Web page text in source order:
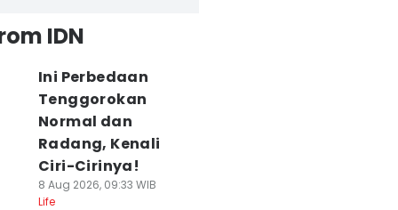
IDN
Ini Perbedaan
Tenggorokan
Normal dan
Radang, Kenali
Ciri-Cirinya!
8 Aug 2026, 09:33 WIB
Life